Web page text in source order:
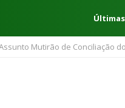
Mutirão de Conciliação